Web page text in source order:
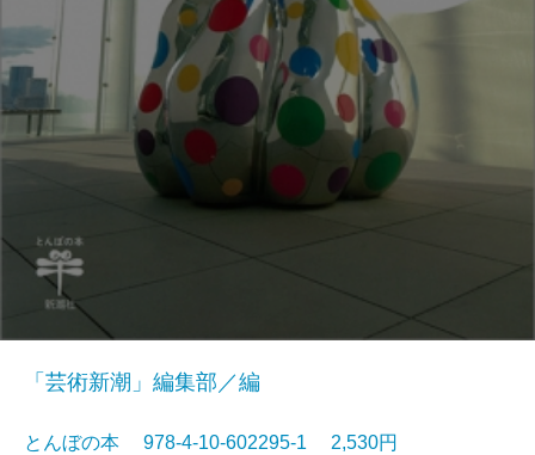
「芸術新潮」編集部／編
とんぼの本 978-4-10-602295-1 2,530円